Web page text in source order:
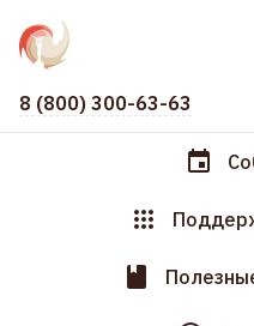
8 (800) 300-63-63